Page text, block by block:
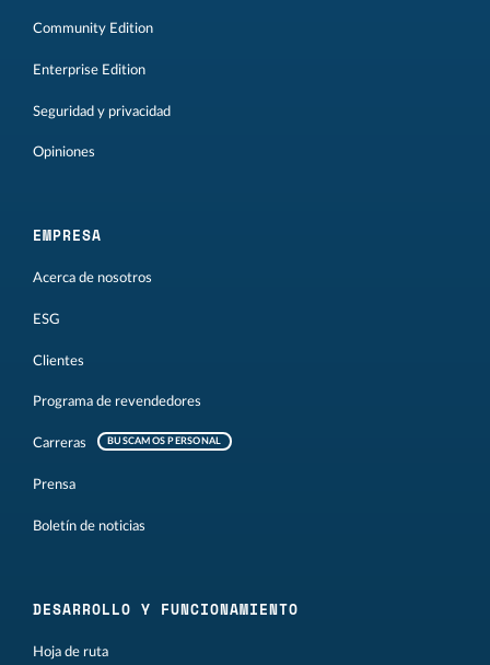
Community Edition
Enterprise Edition
Seguridad y privacidad
Opiniones
EMPRESA
Acerca de nosotros
ESG
Clientes
Programa de revendedores
Carreras BUSCAMOS PERSONAL
Prensa
Boletín de noticias
DESARROLLO Y FUNCIONAMIENTO
Hoja de ruta